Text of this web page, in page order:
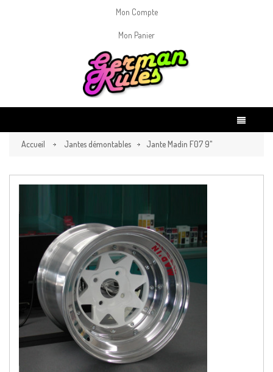
Mon Compte
Mon Panier
Accueil Jantes démontables Jante Madin F07 9"